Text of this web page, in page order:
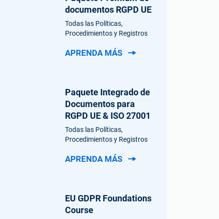
de profesionales como usted.documentos RGPD UE
Todas las Políticas,
Procedimientos y Registros
APRENDA MÁS
Paquete Integrado de
Documentos para
RGPD UE & ISO 27001
Todas las Políticas,
Procedimientos y Registros
APRENDA MÁS
EU GDPR Foundations
Course